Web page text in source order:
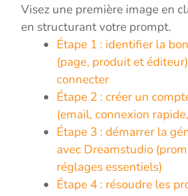
Visez une première image en
en structurant votre prompt.
Étape 1 : identifier la
(page, produit et
connecter
Étape 2 : créer un
(email, connexion
Étape 3 : démarrer la
avec Dreamstudio
réglages essentiels)
Étape 4 : résoudre les